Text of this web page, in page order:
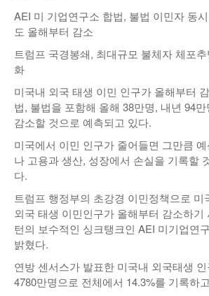
골프
AEI 미 기업연구소 합법, 불법 이민자 동
도 올해부터 감소
트럼프 국경봉쇄, 최대규모 불체자 체포
화
미국내 외국 태생 이민 인구가 올해부터
법, 불법을 포함해 올해 38만명, 내년 94
감소할 것으로 예측되고 있다.
미국에서 이민 인구가 줄어들면 그만큼
나 고용과 생산, 성장에서 손실을 기록할
다.
트럼프 행정부의 초강경 이민정책으로 미
외국 태생 이민인구가 올해부터 감소하기
턴의 보수적인 싱크탱크인 AEI 미기업연
밝혔다.
연방 센서스가 발표한 미국내 외국태생
4780만명으로 전체에서 14.3%를 기록하